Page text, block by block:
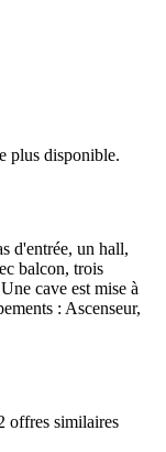
plus disponible.
d'entrée, un hall,
balcon, trois
cave est mise à
: Ascenseur,
offres similaires